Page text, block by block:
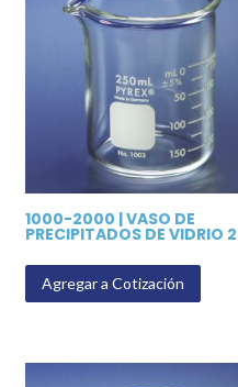
1000-2000 | VASO DE
PRECIPITADOS DE VIDRIO
Agregar a Cotización